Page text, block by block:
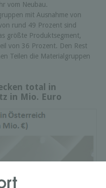
vom Neubau.
mit Ausnahme von
rund 49 Prozent sind
größte Produktsegment,
von 36 Prozent. Den Rest
Teilen die Materialgruppen
total in
in Mio. Euro